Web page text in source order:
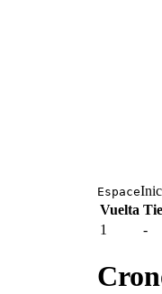
Espace
Vuelta
1
-